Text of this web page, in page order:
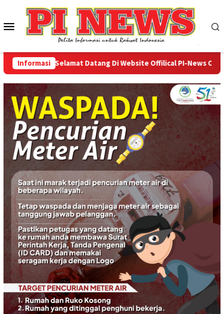
konten
Menu
Mobile
InformasiSelamat Datang Di Website Offilical PI-News Online -